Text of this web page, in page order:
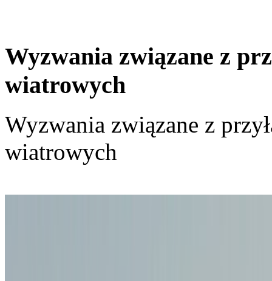
Wyzwania związane z
wiatrowych
Wyzwania związane z
wiatrowych